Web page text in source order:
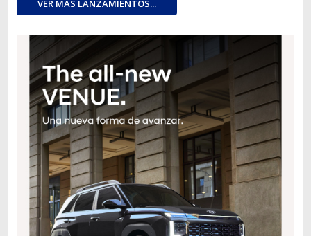
VER MÁS LANZAMIENTOS...